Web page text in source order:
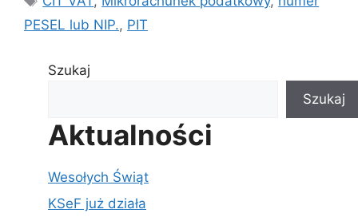
PESEL lub NIP., PIT
Szukaj
Szukaj
Aktualności
Wesołych Świąt
KSeF już działa